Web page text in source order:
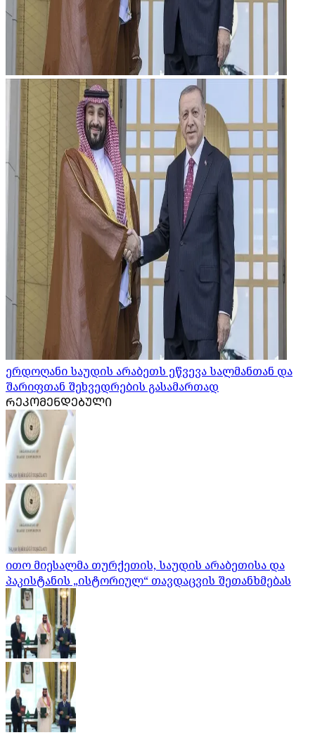
ერდოღანი საუდის არაბეთს ეწვევა სალმანთან და
შარიფთან შეხვედრების გასამართად
ᲠᲔᲙᲝᲛᲔᲜᲓᲔᲑᲣᲚᲘ
ითო მიესალმა თურქეთის, საუდის არაბეთისა და
პაკისტანის „ისტორიულ“ თავდაცვის შეთანხმებას